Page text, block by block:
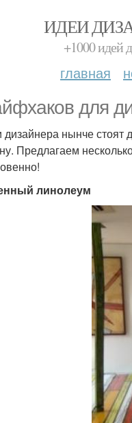
ИДЕИ
+1000 идей
главная
для
дизайнера нынче
Предлагаем
линолеум